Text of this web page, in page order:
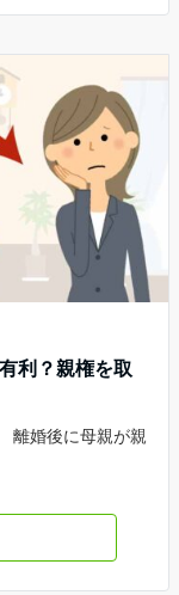
利？親権を取
離婚後に母親が親